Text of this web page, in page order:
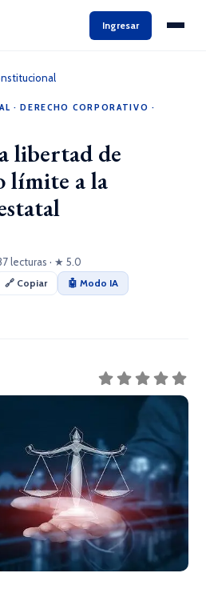
Ingresar
·DERECHO CORPORATIVO ·
libertad de
límite a la
lecturas · ★ 5.0
🔗 Copiar
🤖 Modo IA